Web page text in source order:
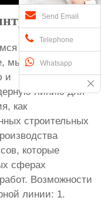
завод
и
мы гордо
и
линию для
как
строительных
которые
сферах
Возможности
линии: 1.
Send Email
Telephone
Whatsapp